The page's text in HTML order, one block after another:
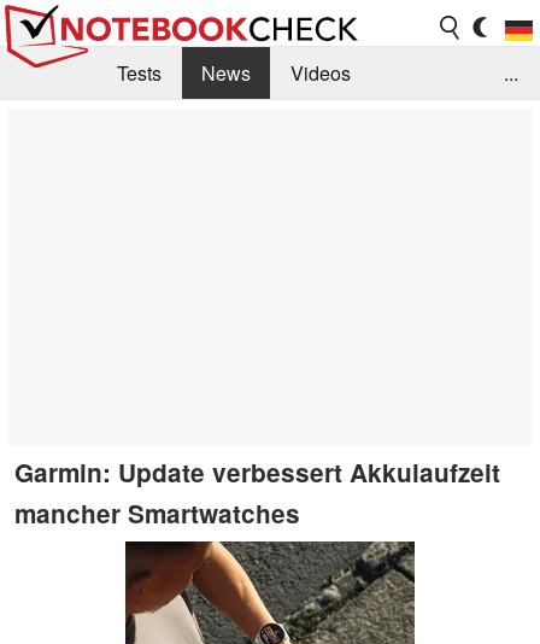
Tests News
Videos
...
Garmin: Update verbessert Akkulaufzeit
mancher Smartwatches